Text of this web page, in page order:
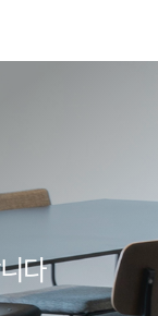
다